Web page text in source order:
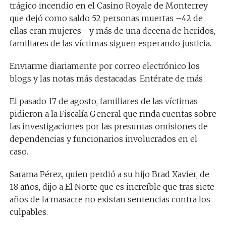
trágico incendio en el Casino Royale de Monterrey
que dejó como saldo 52 personas muertas –42 de
ellas eran mujeres– y más de una decena de heridos,
familiares de las víctimas siguen esperando justicia.
Enviarme diariamente por correo electrónico los
blogs y las notas más destacadas. Entérate de más
El pasado 17 de agosto, familiares de las víctimas
pidieron a la Fiscalía General que rinda cuentas sobre
las investigaciones por las presuntas omisiones de
dependencias y funcionarios involucrados en el
caso.
Sarama Pérez, quien perdió a su hijo Brad Xavier, de
18 años, dijo a El Norte que es increíble que tras siete
años de la masacre no existan sentencias contra los
culpables.